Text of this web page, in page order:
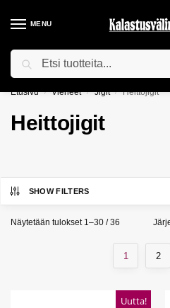
MENU
ILMAINEN TOIMITUS
Etusivu / Vieheet / Jigit / Heittojigit
Heittojigit
SHOW FILTERS
Näytetään tulokset 1–30 / 36
1 2
Uutta!